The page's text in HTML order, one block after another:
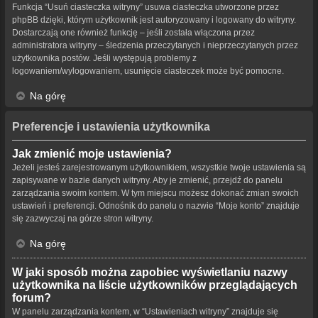
Funkcja “Usuń ciasteczka witryny” usuwa ciasteczka utworzone przez
phpBB dzięki, którym użytkownik jest autoryzowany i logowany do witryny.
Dostarczają one również funkcję – jeśli została włączona przez
administratora witryny – śledzenia przeczytanych i nieprzeczytanych przez
użytkownika postów. Jeśli występują problemy z
logowaniem/wylogowaniem, usunięcie ciasteczek może być pomocne.
Na górę
Preferencje i ustawienia użytkownika
Jak zmienić moje ustawienia?
Jeżeli jesteś zarejestrowanym użytkownikiem, wszystkie twoje ustawienia są
zapisywane w bazie danych witryny. Aby je zmienić, przejdź do panelu
zarządzania swoim kontem. W tym miejscu możesz dokonać zmian swoich
ustawień i preferencji. Odnośnik do panelu o nazwie “Moje konto” znajduje
się zazwyczaj na górze stron witryny.
Na górę
W jaki sposób można zapobiec wyświetlaniu nazwy
użytkownika na liście użytkowników przeglądających
forum?
W panelu zarządzania kontem, w “Ustawieniach witryny” znajduje się